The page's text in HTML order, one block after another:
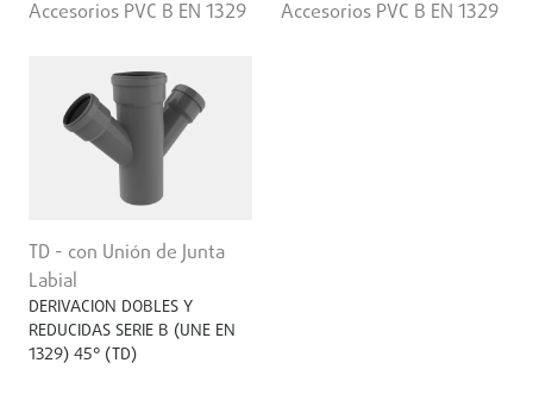
Accesorios PVC B EN 1329 Accesorios PVC B EN 1329
TD - con Unión de Junta
Labial
DERIVACION DOBLES Y
REDUCIDAS SERIE B (UNE EN
1329) 45° (TD)